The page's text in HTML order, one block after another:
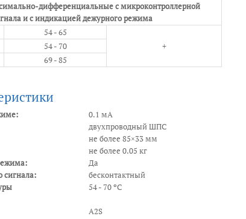
дифференциальные с микроконтроллерной
и с индикацией дежурного режима
54 - 65
+
54 - 70
69 - 85
0.1 мА
двухпроводный ШПС
не более 85×33 мм
не более 0.05 кг
Да
сигнала:
бесконтактный
54 - 70 ºС
A2S